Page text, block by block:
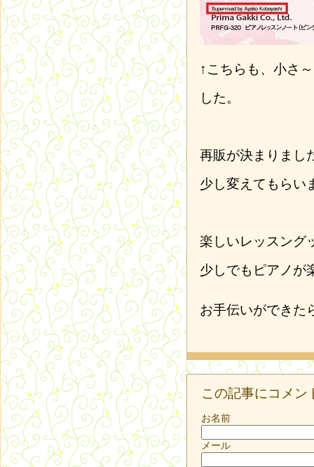
↑こちらも、小さ
した。
再販が決まりまし
少し変えてもらい
楽しいレッスング
少しでもピアノが
お手伝いができた
この記事にコメン
お名前
メール